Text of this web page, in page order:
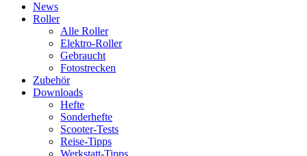
News
Roller
Alle Roller
Elektro-Roller
Gebraucht
Fotostrecken
Zubehör
Downloads
Hefte
Sonderhefte
Scooter-Tests
Reise-Tipps
Werkstatt-Tipps